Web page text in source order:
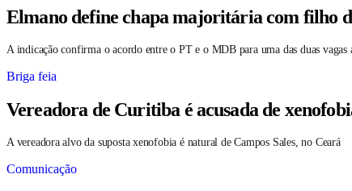
Elmano define chapa majoritária com filho
A indicação confirma o acordo entre o PT e o MDB para uma das duas vagas
Briga feia
Vereadora de Curitiba é acusada de
A vereadora alvo da suposta xenofobia é natural de Campos Sales, no Ceará
Comunicação